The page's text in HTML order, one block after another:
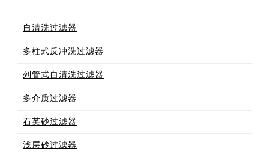
自清洗过滤器
多柱式反冲洗过滤器
列管式自清洗过滤器
多介质过滤器
石英砂过滤器
浅层砂过滤器